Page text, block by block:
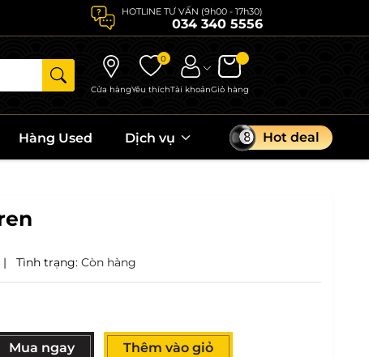
HOTLINE TƯ VẤN (9h00 - 17h30)
034 340 5556
Cửa hàng
0
Yêu thíchTài khoảnGiỏ hàng
Hàng Used Dịch vụ Hot deal
| Tình trạng: Còn hàng
Mua ngay Thêm vào giỏ